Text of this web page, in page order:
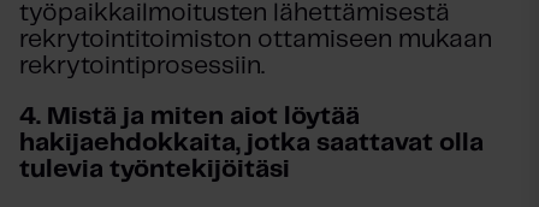
työpaikkailmoitusten lähettämisestä
rekrytointitoimiston ottamiseen mukaan
rekrytointiprosessiin.
4. Mistä ja miten aiot löytää
hakijaehdokkaita, jotka saattavat olla
tulevia työntekijöitäsi